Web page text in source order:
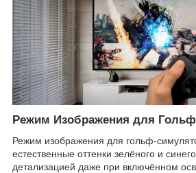
Режим Изображения для
Режим изображения для гольф-
естественные оттенки зелёного и
детализацией даже при включённом